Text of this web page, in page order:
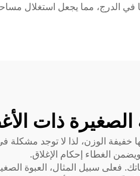
في الدرج، مما يجعل استغلال
الصغيرة ذات
الوزن، لذا لا توجد مشكلة
الغطاء إحكام الإغلاق.
فعلى سبيل المثال، العبوة